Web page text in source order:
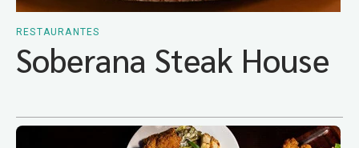
RESTAURANTES
Soberana Steak House